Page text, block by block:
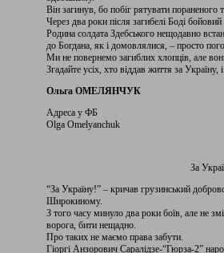
Він загинув, бо побіг рятувати
Через два роки після загибелі Боді
Родина солдата Здебського нещодавно
до Богдана, як і домовлялися, – просто
Ми не повернемо загиблих хлопців, але
Згадайте усіх, хто віддав життя за
Ольга ОМЕЛЯНЧУК
Адреса у ФБ
Olga Omelyanchuk
За
“За Україну!” – кричав грузинський
Широкиному.
З того часу минуло два роки боїв, але не
ворога, бити нещадно.
Про таких не маємо права забути.
Гіоргі Анзорович Саралідзе-“Гюрза-2”